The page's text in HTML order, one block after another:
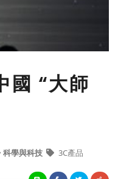
國 “大師
科學與科技 3C產品